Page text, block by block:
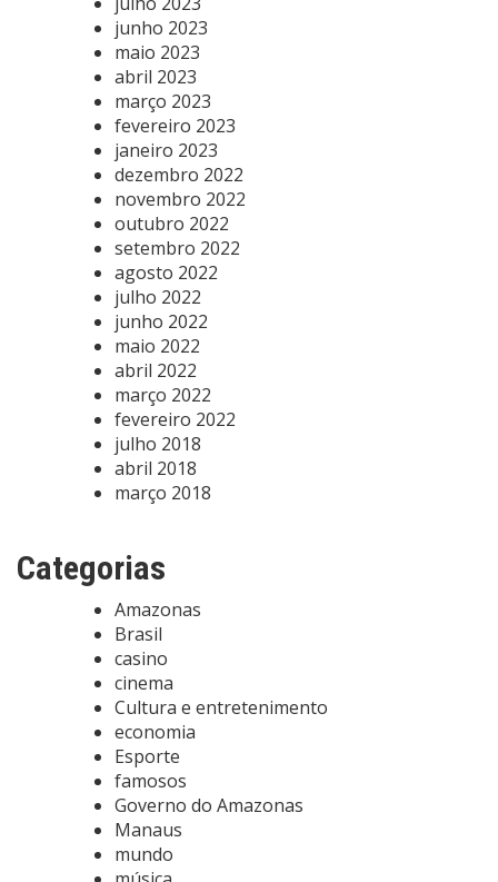
junho 2023
maio 2023
abril 2023
março 2023
fevereiro 2023
janeiro 2023
dezembro 2022
novembro 2022
outubro 2022
setembro 2022
agosto 2022
julho 2022
junho 2022
maio 2022
abril 2022
março 2022
fevereiro 2022
julho 2018
abril 2018
março 2018
Categorias
Amazonas
Brasil
casino
cinema
Cultura e entretenimento
economia
Esporte
famosos
Governo do Amazonas
Manaus
mundo